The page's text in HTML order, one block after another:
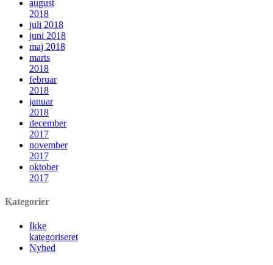
august
2018
juli 2018
juni 2018
maj 2018
marts
2018
februar
2018
januar
2018
december
2017
november
2017
oktober
2017
Kategorier
Ikke
kategoriseret
Nyhed